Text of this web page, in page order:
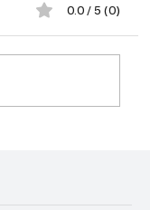
0.0 / 5 (0)